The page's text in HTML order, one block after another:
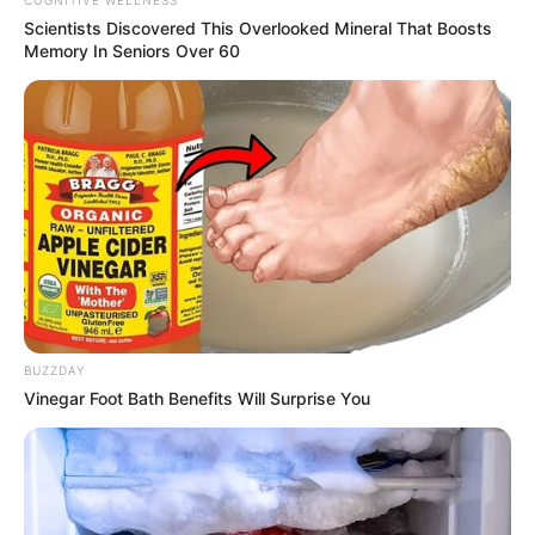
PLP 185 continua travado na Câmara dos
Deputados por erro em seu texto.
ACS e ACE: celetista, estatutário ou
contrato precário — entenda o que muda
no seu bolso e na sua carreira.
DIVERSAS
As 7 pautas que dominam a vida dos ACS e
ACE em 2026 — e o que está em jogo em cada
uma.
Scientists Discovered This Overlooked Mineral That Boosts
Memory In Seniors Over 60
BUZZDAY
Vinegar Foot Bath Benefits Will Surprise You